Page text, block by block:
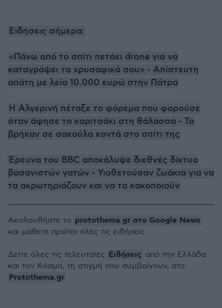
Ειδήσεις σήμερα:
«Πάνω από το σπίτι πετάει drone για να
καταγράψει τα χρυσαφικά σου» - Απίστευτη
απάτη με λεία 10.000 ευρώ στην Πάτρα
Η Αλγερινή πέταξε το φόρεμα που φορούσε
όταν άφησε το κοριτσάκι στη θάλασσα - Το
βρήκαν σε σακούλα κοντά στο σπίτι της
Έρευνα του BBC αποκάλυψε διεθνές δίκτυο
βασανιστών γατών - Υιοθετούσαν ζωάκια για να
τα ακρωτηριάζουν και να τα κακοποιούν
Ακολουθήστε το protothema.gr στο Google News
και μάθετε πρώτοι όλες τις ειδήσεις
Δείτε όλες τις τελευταίες Ειδήσεις από την Ελλάδα
και τον Κόσμο, τη στιγμή που συμβαίνουν, στο
Protothema.gr